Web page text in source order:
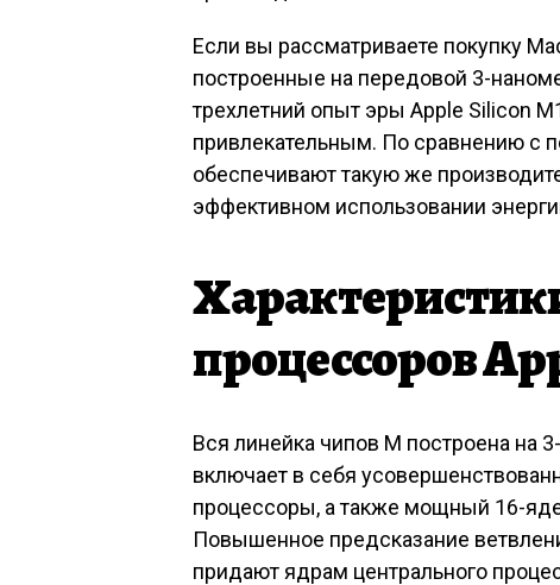
Если вы рассматриваете покупку
построенные на передовой 3-
трехлетний опыт эры Apple Silicon
привлекательным. По сравнению с
обеспечивают такую же
эффективном использовании
процессоров
Вся линейка чипов M построена на
включает в себя
процессоры, а также мощный 16-
Повышенное предсказание
придают ядрам центрального